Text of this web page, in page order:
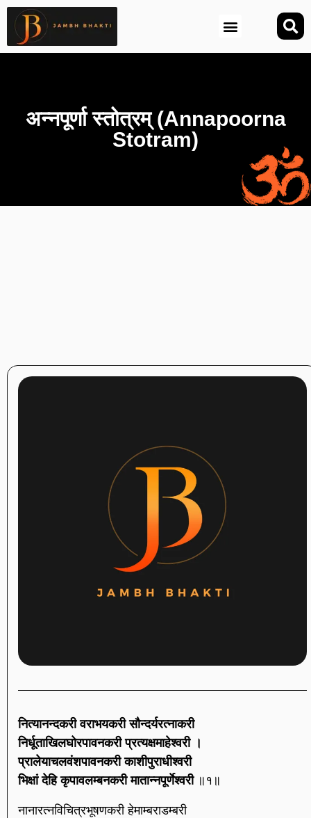
अन्नपूर्णा स्तोत्रम् (Annapoorna
Stotram)
नित्यानन्दकरी वराभयकरी सौन्दर्यरत्नाकरी
निर्धूताखिलघोरपावनकरी प्रत्यक्षमाहेश्वरी ।
प्रालेयाचलवंशपावनकरी काशीपुराधीश्वरी
भिक्षां देहि कृपावलम्बनकरी मातान्नपूर्णेश्वरी॥१॥
नानारत्नविचित्रभूषणकरी हेमाम्बराडम्बरी